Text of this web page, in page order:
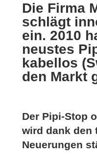
Die Firma
schlägt
ein. 2010
neustes
kabellos
den Markt
Der Pipi-Stop
wird dank den
Neuerungen